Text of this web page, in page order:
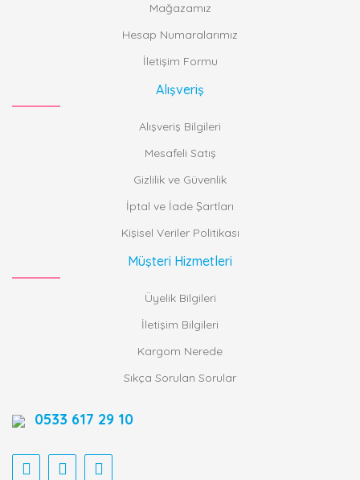
Mağazamız
Hesap Numaralarımız
İletişim Formu
Alışveriş
Alışveriş Bilgileri
Mesafeli Satış
Gizlilik ve Güvenlik
İptal ve İade Şartları
Kişisel Veriler Politikası
Müşteri Hizmetleri
Üyelik Bilgileri
İletişim Bilgileri
Kargom Nerede
Sıkça Sorulan Sorular
0533 617 29 10